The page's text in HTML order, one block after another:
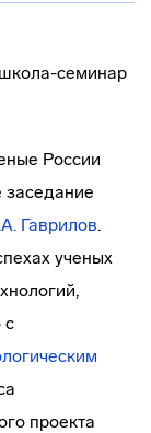
России
заседание
Гаврилов.
ученых
с
проекта